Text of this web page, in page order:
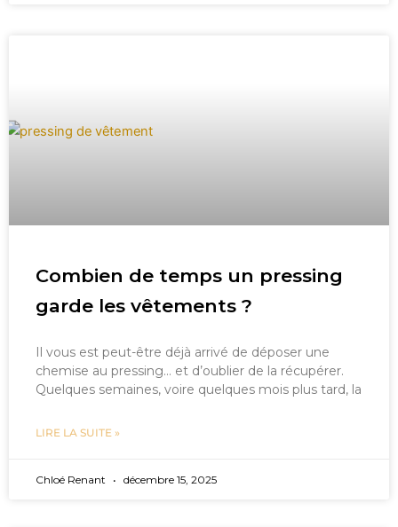
Combien de temps un pressing
garde les vêtements ?
Il vous est peut-être déjà arrivé de déposer une
chemise au pressing… et d’oublier de la récupérer.
Quelques semaines, voire quelques mois plus tard, la
LIRE LA SUITE »
Chloé Renant décembre 15, 2025